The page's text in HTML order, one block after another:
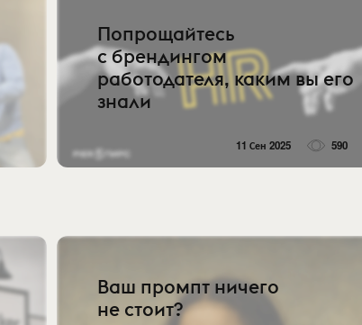
Попрощайтесь
с брендингом
работодателя, каким вы его
знали
11 Сен 2025 590
Ваш промпт ничего
не стоит?